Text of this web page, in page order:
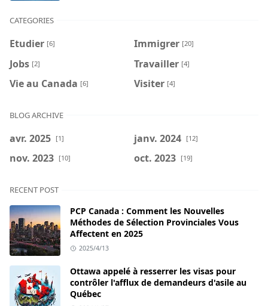
CATEGORIES
Etudier [6] Immigrer [20]
Jobs [2] Travailler [4]
Vie au Canada [6] Visiter [4]
BLOG ARCHIVE
avr. 2025 [1] janv. 2024 [12]
nov. 2023 [10] oct. 2023 [19]
RECENT POST
PCP Canada : Comment les Nouvelles
Méthodes de Sélection Provinciales Vous
Affectent en 2025
2025/4/13
Ottawa appelé à resserrer les visas pour
contrôler l'afflux de demandeurs d'asile au
Québec